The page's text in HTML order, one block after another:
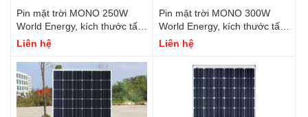
Pin mặt trời MONO 250W
World Energy, kích thước tấm
pin 1640*992*40
Liên hệ
Pin mặt trời MONO 300W
World Energy, kích thước tấm
pin 1640*992*40
Liên hệ